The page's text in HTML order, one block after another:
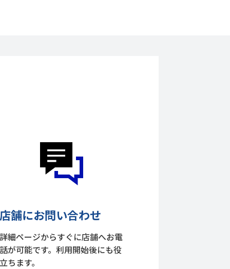
舗にお問い合わせ
細ページからすぐに店舗へお電
が可能です。利用開始後にも役
ちます。